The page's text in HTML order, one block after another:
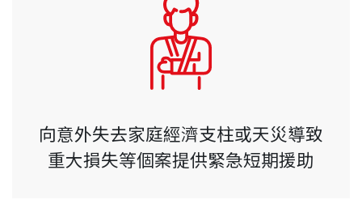
向意外失去家庭經濟支柱或天災導致
重大損失等個案提供緊急短期援助